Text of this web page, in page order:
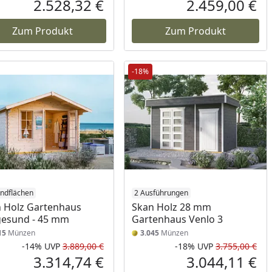
Aktueller Preis
2.528,32 €
Zum Produkt
2.459,00 €
Zum Produkt
Preis
Holz Gartenhaus
- 45 mm
Münzen
Rabatt in Prozent
-14%
Ursprünglicher Preis
UVP 3.889,00 €
Aktueller Preis
3.314,74 €
-18%
2 Ausführungen
Skan Holz 28 mm
Gartenhaus Venlo 3
3.045 Münzen
-18% UVP 3.755,00 €
3.044,11 €